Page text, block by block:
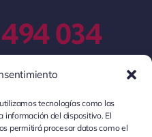
tecnologías como las
información del dispositivo. El
permitirá procesar datos como el
034